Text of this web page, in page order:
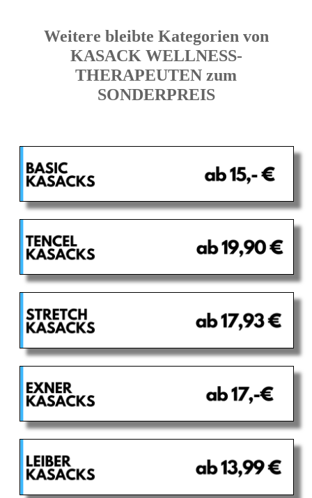
Weitere bleibte Kategorien von
KASACK WELLNESS-
THERAPEUTEN zum
SONDERPREIS